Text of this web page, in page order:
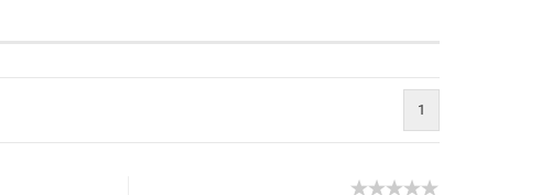
Konto erstellen
1